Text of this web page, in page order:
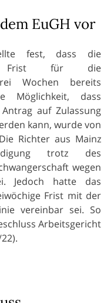
EuGH vor
fest, dass die
Frist für die
Wochen bereits
Möglichkeit, dass
auf Zulassung
kann, wurde von
Richter aus Mainz
trotz des
wegen
Jedoch hatte das
Frist mit der
vereinbar sei. So
Arbeitsgericht